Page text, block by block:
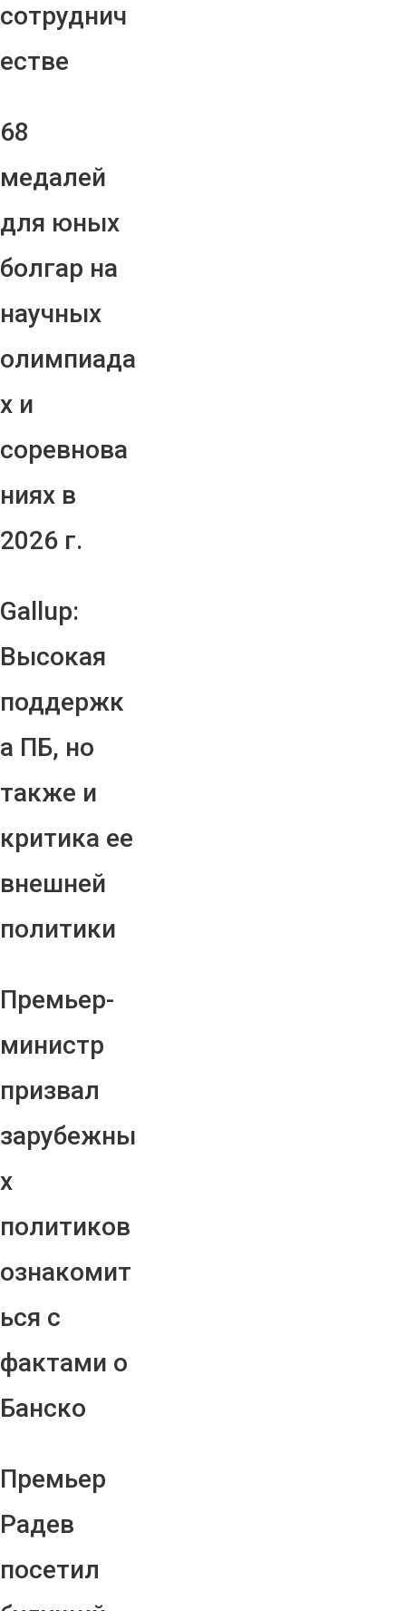
сотруднич
естве
68
медалей
для юных
болгар на
научных
олимпиада
х и
соревнова
ниях в
2026 г.
Gallup:
Высокая
поддержк
а ПБ, но
также и
критика ее
внешней
политики
Премьер-
министр
призвал
зарубежны
х
политиков
ознакомит
ься с
фактами о
Банско
Премьер
Радев
посетил